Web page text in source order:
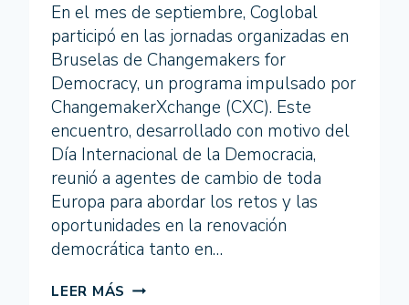
En el mes de septiembre, Coglobal
participó en las jornadas organizadas en
Bruselas de Changemakers for
Democracy, un programa impulsado por
ChangemakerXchange (CXC). Este
encuentro, desarrollado con motivo del
Día Internacional de la Democracia,
reunió a agentes de cambio de toda
Europa para abordar los retos y las
oportunidades en la renovación
democrática tanto en…
LEER MÁS COGLOBAL